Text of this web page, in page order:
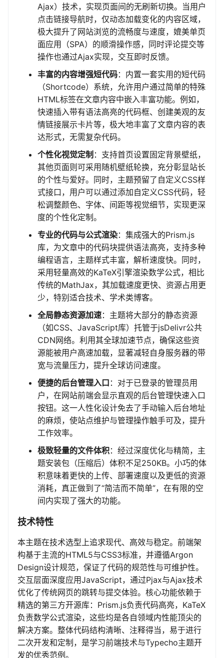
Ajax）技术，实现页面间的无刷新切换。当用户
点击链接导航时，仅动态加载变化的内容区域，
极大提升了网站浏览的流畅度与速度，媲美单页
面应用（SPA）的顺滑操作感，同时评论提交等
操作也通过Ajax实现，交互即时反馈。
丰富的内容增强短代码：内置一套实用的短代码
（Shortcode）系统，允许用户通过简单的特殊
HTML标签在文章内容中嵌入丰富功能。例如，
快速插入带有语法高亮的代码框、创建美观的友
情链接展示卡片等，极大地丰富了文章内容的表
达形式，无需复杂代码。
个性化视觉定制 ：支持首页设置固定背景壁纸，
其他页面则可采用随机壁纸轮换，充分彰显站长
的个性与爱好。同时，主题预留了自定义CSS样
式接口，用户可以通过添加自定义CSS代码，轻
松调整颜色、字体、间距等视觉细节，实现更深
度的个性化定制。
专业的代码与公式渲染：集成强大的Prism.js
库，为文章中的代码块提供语法高亮，支持多种
编程语言，主题样式丰富，解析速度快。同时，
采用轻量高效的KaTeX引擎渲染数学公式，相比
传统的MathJax，其加载速度更快、资源占用更
少，特别适合技术、学术类博客。
全局静态资源加速：主题将大部分的静态资源
（如CSS、JavaScript库）托管于jsDelivr公共
CDN网络。利用其全球加速节点，确保这些资
源能被用户高速加载，显著减轻自身服务器的带
宽与流量压力，提升全球访问速度。
便捷的后台管理入口 ：对于已登录的管理员用
户，在网站前端会显示直观的后台管理快速入口
按钮。这一人性化设计免去了手动输入后台地址
的麻烦，使站点维护与管理操作触手可及，提升
工作效率。
极致轻量的文件体积：经过深度优化与精简，主
题安装包（压缩后）体积不足250KB。小巧的体
积意味着更快的上传、部署速度以及更低的资源
消耗，真正做到了“简洁而不简单”，在有限的空
间内实现了强大的功能。
技术特性
本主题在技术选型上追求现代、高效与稳定。前端架
构基于主流的HTML5与CSS3标准，并遵循Argon
Design设计规范，保证了代码的规范性与可维护性。
交互层面深度应用JavaScript，通过Pjax与Ajax技术
优化了传统网页的跳转与提交体验。核心功能依赖于
精选的第三方开源库：Prism.js负责代码高亮，KaTeX
负责数学公式渲染，这些均是各自领域内性能顶尖的
解决方案。整体代码结构清晰、注释得当，易于进行
二次开发和定制，是学习前端技术与Typecho主题开
发的优秀范例。